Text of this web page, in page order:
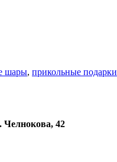
шары, прикольные подарки
Челнокова, 42